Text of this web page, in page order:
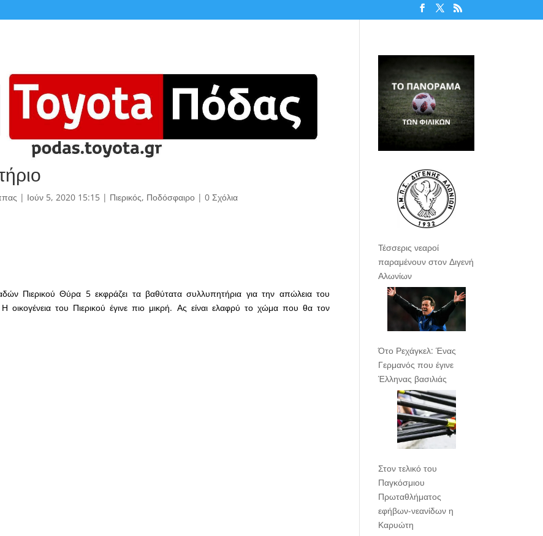
| Ιούν 5, 2020 15:15| Πιερικός, Ποδόσφαιρο| 0 Σχόλια
Πιερικού Θύρα 5 εκφράζει τα βαθύτατα συλλυπητήρια για την απώλεια του
οικογένεια του Πιερικού έγινε πιο μικρή. Ας είναι ελαφρύ το χώμα που θα τον
Τέσσερις νεαροί
παραμένουν στον Διγενή
Αλωνίων
Ότο Ρεχάγκελ: Ένας
Γερμανός που έγινε
Έλληνας βασιλιάς
Στον τελικό του
Παγκόσμιου
Πρωταθλήματος
εφήβων-νεανίδων η
Καρυώτη